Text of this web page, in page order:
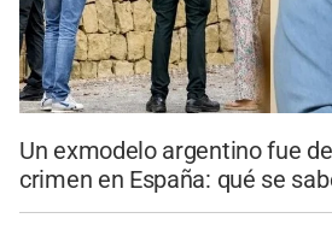
Un exmodelo argentino fue
crimen en España: qué se